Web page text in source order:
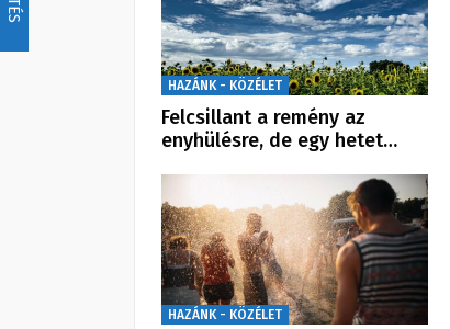
HAZÁNK - KÖZÉLET
Felcsillant a remény az
enyhülésre, de egy hetet…
HAZÁNK - KÖZÉLET